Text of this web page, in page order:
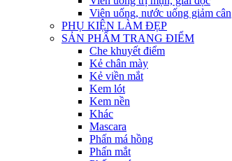
Viên uống, nước uống giảm cân
PHỤ KIỆN LÀM ĐẸP
SẢN PHẨM TRANG ĐIỂM
Che khuyết điểm
Kẻ chân mày
Kẻ viền mắt
Kem lót
Kem nền
Khác
Mascara
Phấn má hồng
Phấn mắt